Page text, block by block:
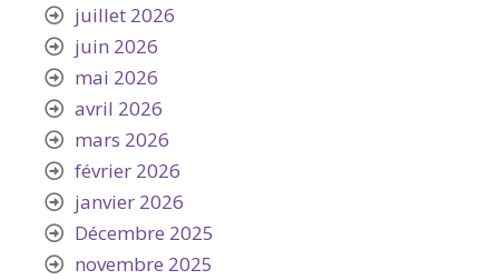
juillet 2026
juin 2026
mai 2026
avril 2026
mars 2026
février 2026
janvier 2026
Décembre 2025
novembre 2025